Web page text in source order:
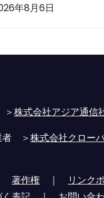
年8月6日
株式会社アジア通信
者 ＞株式会社クロー
著作権 ｜ リンク